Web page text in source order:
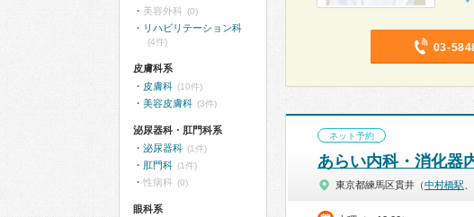
03-
ネット予約
あらい内科・消化器
東京都練馬区貫井（中村橋駅
美容外科 (0)
リハビリテーション科
(4件)
皮膚科系
皮膚科 (10件)
美容皮膚科 (3件)
泌尿器科・肛門科系
泌尿器科 (1件)
肛門科 (1件)
性病科 (0)
眼科系